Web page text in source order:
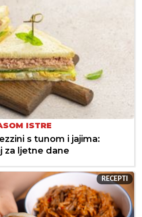
ISTRE
s tunom i jajima:
za ljetne dane
RECEPTI